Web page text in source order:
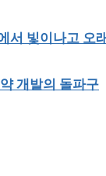
서 빛이나고 오
개발의 돌파구